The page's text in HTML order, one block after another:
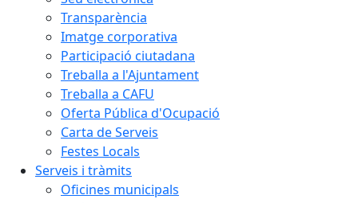
Transparència
Imatge corporativa
Participació ciutadana
Treballa a l'Ajuntament
Treballa a CAFU
Oferta Pública d'Ocupació
Carta de Serveis
Festes Locals
Serveis i tràmits
Oficines municipals